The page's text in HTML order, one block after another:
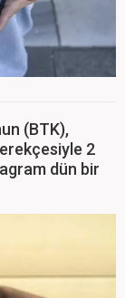
(BTK),
2
dün bir